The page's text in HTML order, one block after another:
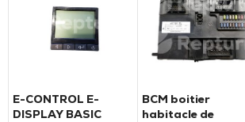
E-CONTROL E-
DISPLAY BASIC
BCM boitier
habitacle de